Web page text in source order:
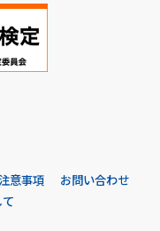
意事項
お問い合わせ